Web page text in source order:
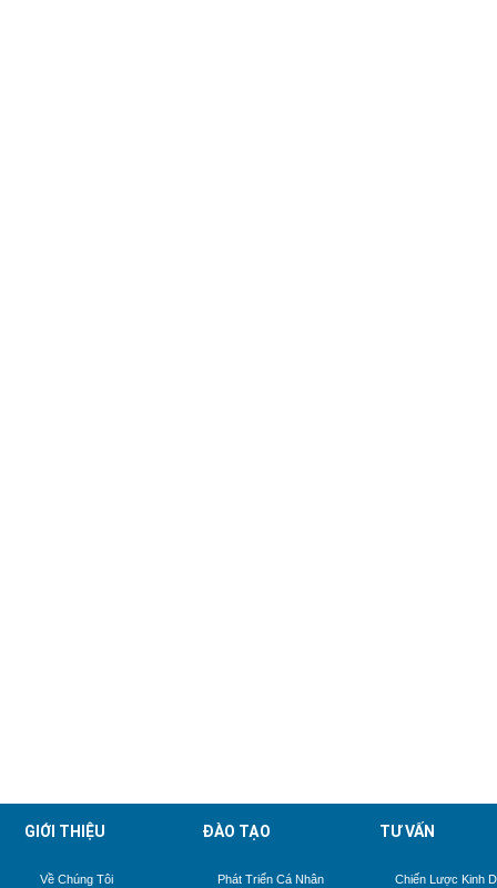
GIỚI THIỆU
Về Chúng Tôi
ĐÀO TẠO
Phát Triển Cá Nhân
TƯ VẤN
Chiến Lược Kinh